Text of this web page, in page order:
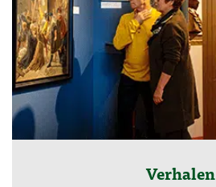
Verhalen